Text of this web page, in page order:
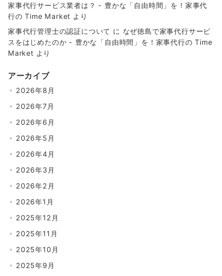
家事代行サービス業者は？ - 豊かな「自由時間」を！家事代
行の Time Market より
家事代行管理士の認証について に なぜ徳島で家事代行サービ
スをはじめたのか - 豊かな「自由時間」を！家事代行の Time
Market より
アーカイブ
2026年8月
2026年7月
2026年6月
2026年5月
2026年4月
2026年3月
2026年2月
2026年1月
2025年12月
2025年11月
2025年10月
2025年9月